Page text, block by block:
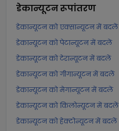
डेकान्यूटनरूपांतरण
डेकान्यूटन को एक्सान्यूटन में बदलें
डेकान्यूटन को पेटान्यूटन में बदलें
डेकान्यूटन को टेरान्यूटन में बदलें
डेकान्यूटन को गीगान्यूटन में बदलें
डेकान्यूटन को मेगान्यूटन में बदलें
डेकान्यूटन को किलोन्यूटन में बदलें
डेकान्यूटन को हेक्टोन्यूटन में बदलें